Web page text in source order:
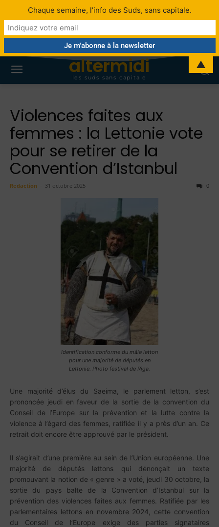
altermidi
les suds sans capitale
Violences faites aux
femmes : la Lettonie vote
pour se retirer de la
Convention d’Istanbul
Redaction - 31 octobre 2025 0
Identification conforme du mâle letton
pour une majorité de députés en
Lettonie. Photo festival de Riga.
Une majorité d’élus du Saeima, le parlement letton, s’est
prononcée jeudi en faveur de la sortie de la convention du
Conseil de l’Europe sur la prévention et la lutte contre la
violence à l’égard des femmes, ratifiée il y a près d’un an. Ce
retrait doit encore être approuvé par le président.
Il s’agirait d’une première au sein de l’Union européenne. Une
majorité de députés lettons qui dénonçait un texte
promouvant la notion de « genre » a voté, jeudi 30 octobre, la
sortie du pays balte de la Convention d’Istanbul sur la
prévention des violences faites aux femmes. Ratifiée par les
parlementaires lettons en novembre 2024, cette convention
du Conseil de l’Europe exige des parties signataires
Chaque semaine, l’info des Suds, sans capitale.
▲